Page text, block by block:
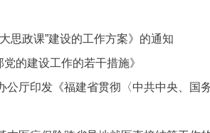
思政课”建设的工作方案》的通知
的建设工作的若干措施》
公厅印发《福建省贯彻〈中共中央、国